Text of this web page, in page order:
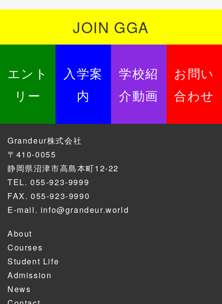
JOIN GGA
エント
リー
入学案
内
学校紹
介動画
お問い
合わせ
Grandeur株式会社
〒410-0055
静岡県沼津市高島本町12-22
TEL. 055-923-9999
FAX. 055-923-9990
E-mail. info@grandeur.world
About
Courses
Student Life
Admission
News